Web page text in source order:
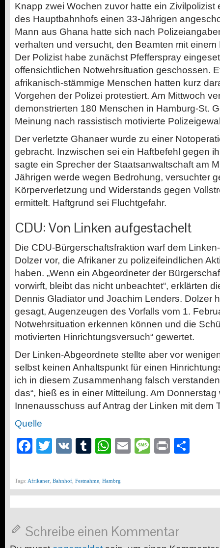
Knapp zwei Wochen zuvor hatte ein Zivilpolizist
des Hauptbahnhofs einen 33-Jährigen
Mann aus Ghana hatte sich nach
verhalten und versucht, den Beamten mit
Der Polizist habe zunächst Pfefferspray
offensichtlichen Notwehrsituation geschossen.
afrikanisch-stämmige Menschen hatten kurz
Vorgehen der Polizei protestiert. Am Mittwoch
demonstrierten 180 Menschen in Hamburg-St.
Meinung nach rassistisch motivierte
Der verletzte Ghanaer wurde zu einer
gebracht. Inzwischen sei ein Haftbefehl gegen
sagte ein Sprecher der Staatsanwaltschaft am
Jährigen werde wegen Bedrohung, versuchter
Körperverletzung und Widerstands gegen
ermittelt. Haftgrund sei Fluchtgefahr.
CDU: Von Linken aufgestachelt
Die CDU-Bürgerschaftsfraktion warf dem
Dolzer vor, die Afrikaner zu polizeifeindlichen
haben. „Wenn ein Abgeordneter der
vorwirft, bleibt das nicht unbeachtet“, erklärten
Dennis Gladiator und Joachim Lenders. Dolzer
gesagt, Augenzeugen des Vorfalls vom 1.
Notwehrsituation erkennen können und die
motivierten Hinrichtungsversuch“ gewertet.
Der Linken-Abgeordnete stellte aber vor
selbst keinen Anhaltspunkt für einen
ich in diesem Zusammenhang falsch
das“, hieß es in einer Mitteilung. Am Donnerstag
Innenausschuss auf Antrag der Linken mit dem
Quelle
Facebook
Twitter
VK Tumblr
WhatsApp
EmailMessage
Print
Tags: Afrikaner Bahnhof Festnahme Hambrg
Schreibe einen Kommentar